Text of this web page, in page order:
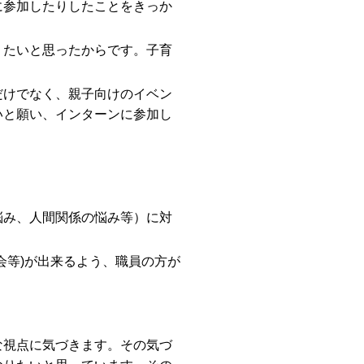
加したりしたことをきっか
いと思ったからです。子育
でなく、親子向けのイベン
願い、インターンに参加し
、人間関係の悩み等）に対
等)が出来るよう、職員の方が
点に気づきます。その気づ